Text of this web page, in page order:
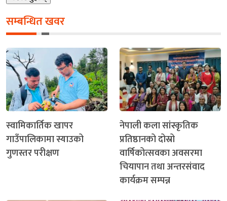
सम्बन्धित खवर
स्वामिकार्तिक खापर
गाउँपालिकामा स्याउको
गुणस्तर परीक्षण
नेपाली कला सांस्कृतिक
प्रतिष्ठानको दोस्रो
वार्षिकोत्सवका अवसरमा
चियापान तथा अन्तरसंवाद
कार्यक्रम सम्पन्न